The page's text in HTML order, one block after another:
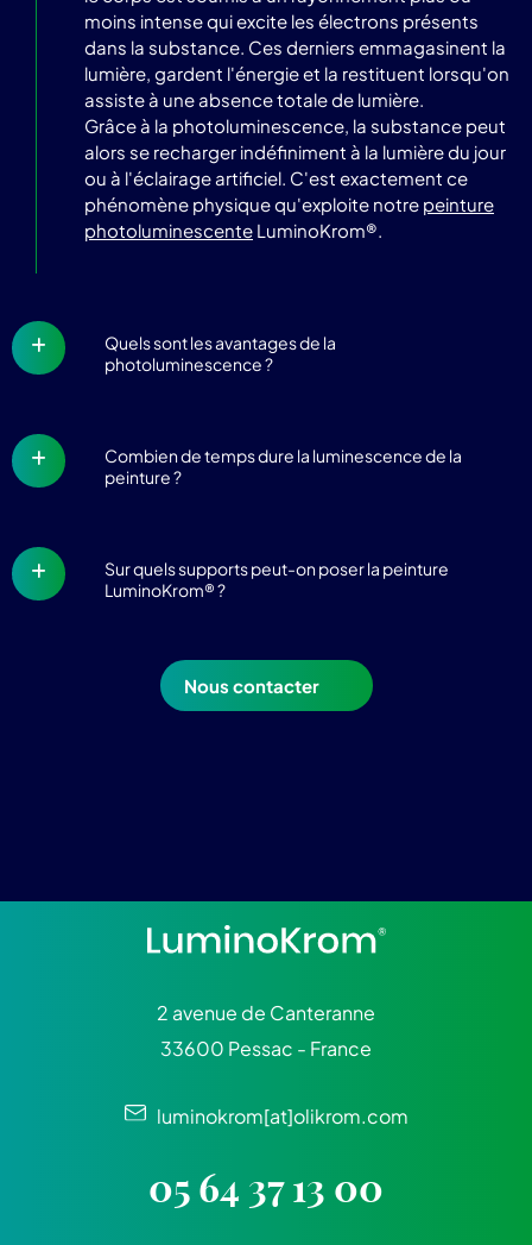
moins intense qui excite les électrons présents
dans la substance. Ces derniers emmagasinent la
lumière, gardent l'énergie et la restituent lorsqu'on
assiste à une absence totale de lumière.
Grâce à la photoluminescence, la substance peut
alors se recharger indéfiniment à la lumière du jour
ou à l'éclairage artificiel. C'est exactement ce
phénomène physique qu'exploite notre peinture
photoluminescente LuminoKrom®.
Quels sont les avantages de la
photoluminescence ?
Combien de temps dure la luminescence de la
peinture ?
Sur quels supports peut-on poser la peinture
LuminoKrom® ?
Nous contacter
2 avenue de Canteranne
33600 Pessac - France
luminokrom[at]olikrom.com
05 64 37 13 00